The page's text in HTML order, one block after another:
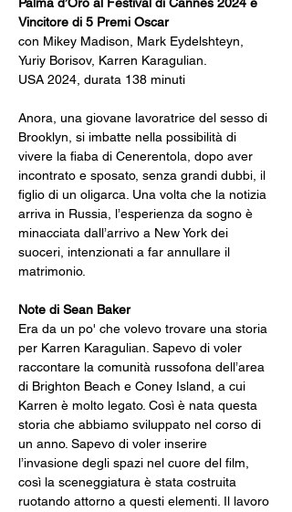
Vincitore di 5 Premi Oscar
con Mikey Madison, Mark Eydelshteyn,
Yuriy Borisov, Karren Karagulian.
USA 2024, durata 138 minuti
Anora, una giovane lavoratrice del sesso di
Brooklyn, si imbatte nella possibilità di
vivere la fiaba di Cenerentola, dopo aver
incontrato e sposato, senza grandi dubbi, il
figlio di un oligarca. Una volta che la notizia
arriva in Russia, l’esperienza da sogno è
minacciata dall’arrivo a New York dei
suoceri, intenzionati a far annullare il
matrimonio.
Note di Sean Baker
Era da un po' che volevo trovare una storia
per Karren Karagulian. Sapevo di voler
raccontare la comunità russofona dell’area
di Brighton Beach e Coney Island, a cui
Karren è molto legato. Così è nata questa
storia che abbiamo sviluppato nel corso di
un anno. Sapevo di voler inserire
l’invasione degli spazi nel cuore del film,
così la sceneggiatura è stata costruita
ruotando attorno a questi elementi. Il lavoro